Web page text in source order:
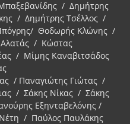
Μπαξεβανίδης / Δημήτρης
/ Δημήτρης Τσέλλος /
Θοδωρής Κλώνης /
/ Κώστας
/ Μίμης Καναβιτσάδος
/ Παναγιώτης Γιώτας /
/ Σάκης Νίκας / Σάκης
Εξηνταβελόνης /
/ Παύλος Παυλάκης